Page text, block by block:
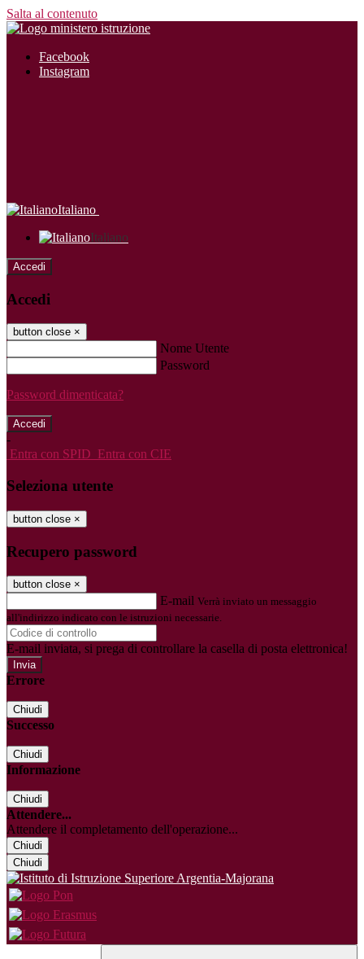
Salta al contenuto
Facebook
Instagram
Italiano
Italiano
Accedi
Accedi
button close ×
Nome Utente
Password
Password dimenticata?
-
Entra con SPID Entra con CIE
Seleziona utente
button close ×
Recupero password
button close ×
E-mail Verrà inviato un messaggio
all'indirizzo indicato con le istruzioni necessarie.
E-mail inviata, si prega di controllare la casella di posta elettronica!
Errore
Chiudi
Successo
Chiudi
Informazione
Chiudi
Attendere...
Attendere il completamento dell'operazione...
Chiudi
Chiudi